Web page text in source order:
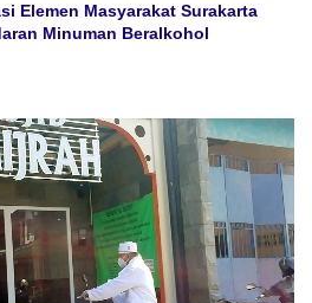
Elemen Masyarakat Surakarta
Minuman Beralkohol